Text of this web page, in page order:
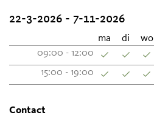
22-3-2026 - 7-11-2026
ma di wo
09:00 - 12:00
15:00 - 19:00
Contact